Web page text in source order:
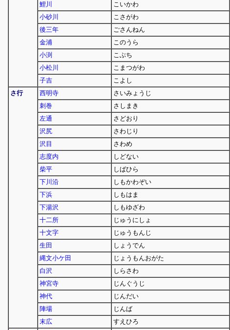
鯉川
こいかわ
小砂川
こさがわ
後三年
ごさんねん
金浦
このうら
小渕
こぶち
小松川
こまつがわ
子吉
こよし
さ行
西明寺 さいみょうじ
刺巻
さしまき
左通
さどおり
沢尻
さわじり
沢目
さわめ
志度内
しどない
柴平
しばひら
下川沿
しもかわぞい
下浜
しもはま
下湯沢
しもゆざわ
十二所
じゅうにしょ
十文字
じゅうもんじ
生田
しょうでん
縄文小ケ田
じょうもんおがた
白沢
しらさわ
神宮寺
じんぐうじ
神代
じんだい
陣場
じんば
末広
すえひろ